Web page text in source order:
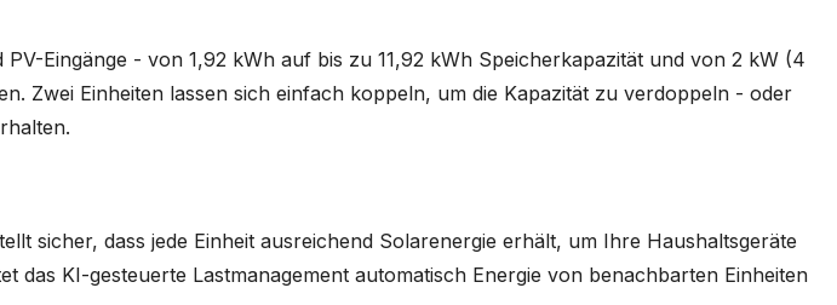
Eingänge - von 1,92 kWh auf bis zu 11,92 kWh Speicherkapazität und von 2 kW (4
Zwei Einheiten lassen sich einfach koppeln, um die Kapazität zu verdoppeln - oder
sicher, dass jede Einheit ausreichend Solarenergie erhält, um Ihre Haushaltsgeräte
KI-gesteuerte Lastmanagement automatisch Energie von benachbarten Einheiten